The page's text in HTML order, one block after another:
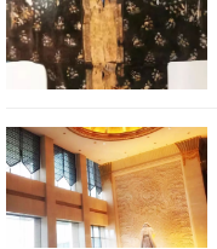
风格。